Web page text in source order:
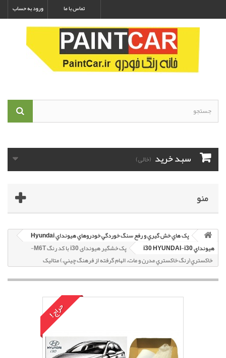
ورود به حساب تماس با ما
سبد خرید (خالی)
منو
پک هاي خش گيري و رفع سنگ خوردگي خودروهاي هيونداي Hyundai
هيونداي i30 HYUNDAI-i30
پک خشگير هیوندای i30 با کد رنگ M6T-
خاکستري(رنگ خاکستري مدرن و مات، الهام گرفته از فرهنگ چيني.) متاليک
حراج!